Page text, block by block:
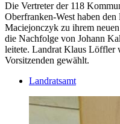
Die Vertreter der 118
Oberfranken-West haben
Maciejonczyk zu ihrem
die Nachfolge von Johann
leitete. Landrat Klaus Löffler
Vorsitzenden gewählt.
Landratsamt